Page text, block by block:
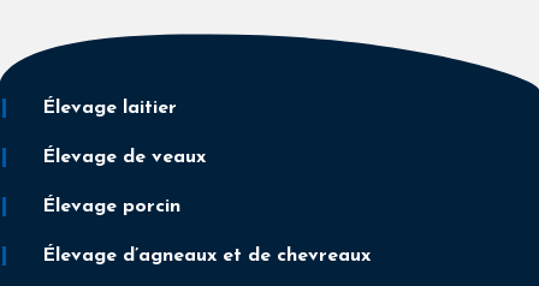
Élevage laitier
Élevage de veaux
Élevage porcin
Élevage d’agneaux et de chevreaux